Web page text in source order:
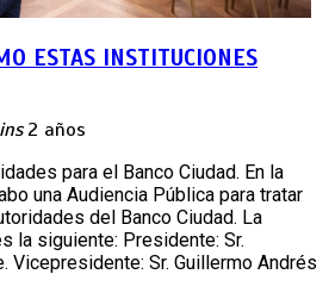
ESTAS INSTITUCIONES
2 años
para el Banco Ciudad. En la
una Audiencia Pública para tratar
del Banco Ciudad. La
la siguiente: Presidente: Sr.
Vicepresidente: Sr. Guillermo Andrés